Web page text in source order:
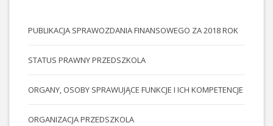
PUBLIKACJA SPRAWOZDANIA FINANSOWEGO ZA 2018 ROK
STATUS PRAWNY PRZEDSZKOLA
ORGANY, OSOBY SPRAWUJĄCE FUNKCJE I ICH KOMPETENCJE
ORGANIZACJA PRZEDSZKOLA